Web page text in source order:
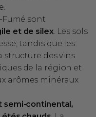
Fumé sont
et de silex. Les sols
tandis que les
des vins.
de la région et
arômes minéraux
semi-continental,